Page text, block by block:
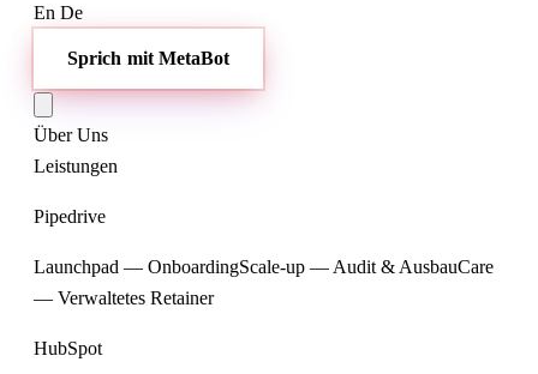
En De
Sprich mit MetaBot
Über Uns
Leistungen
Pipedrive
Launchpad — OnboardingScale-up — Audit & AusbauCare
— Verwaltetes Retainer
HubSpot